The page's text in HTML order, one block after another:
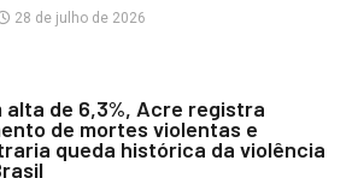
28 de julho de 2026
alta de 6,3%, Acre registra
de mortes violentas e
queda histórica da violência